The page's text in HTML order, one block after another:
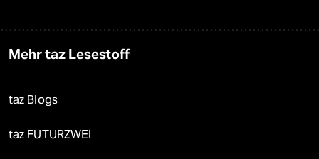
Mehr taz Lesestoff
taz Blogs
taz FUTURZWEI